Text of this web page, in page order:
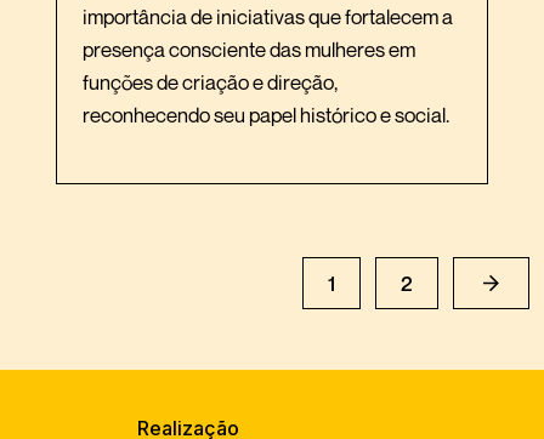
importância de iniciativas que fortalecem a
presença consciente das mulheres em
funções de criação e direção,
reconhecendo seu papel histórico e social.
1 2
Realização